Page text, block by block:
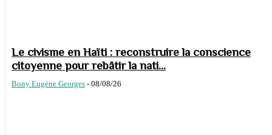
Le civisme en Haïti : reconstruire la conscience
citoyenne pour rebâtir la nati...
Bony Eugène Georges - 08/08/26